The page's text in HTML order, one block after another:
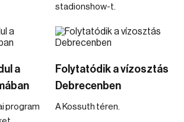
stadionshow-t.
a
program
Folytatódik a vízosztás
Debrecenben
A Kossuth téren.